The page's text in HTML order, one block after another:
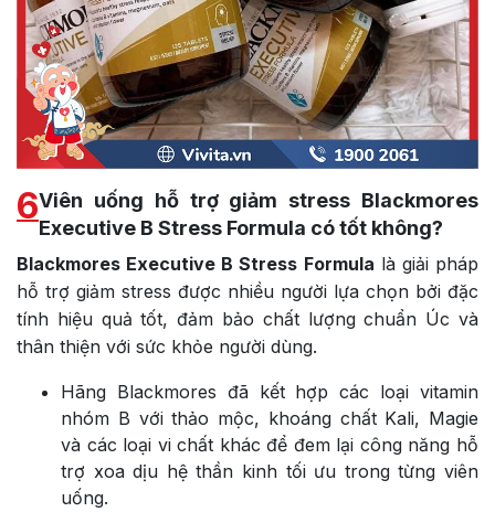
6Viên uống hỗ trợ giảm stress Blackmores
Executive B Stress Formula có tốt không?
Blackmores Executive B Stress Formula là giải pháp
hỗ trợ giảm stress được nhiều người lựa chọn bởi đặc
tính hiệu quả tốt, đảm bảo chất lượng chuẩn Úc và
thân thiện với sức khỏe người dùng.
Hãng Blackmores đã kết hợp các loại vitamin
nhóm B với thảo mộc, khoáng chất Kali, Magie
và các loại vi chất khác để đem lại công năng hỗ
trợ xoa dịu hệ thần kinh tối ưu trong từng viên
uống.